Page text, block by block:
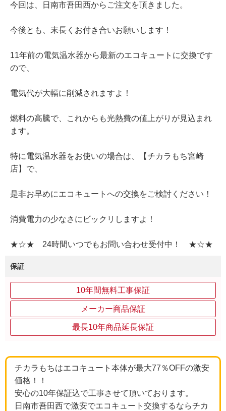
今回は、日南市吾田西からご注文を頂きました。
今後とも、末長くお付き合いお願いします！
11年前の電気温水器から最新のエコキュートに交換です
ので、
電気代が大幅に削減されますよ！
燃料の高騰で、これからも光熱費の値上がりが見込まれ
ます。
特に電気温水器をお使いの場合は、【チカラもち宮崎
店】で、
是非お早めにエコキュートへの交換をご検討ください！
消費電力の少なさにビックリしますよ！
★☆★ 24時間いつでもお問い合わせ受付中！ ★☆★
保証
10年間無料工事保証
メーカー商品保証
最長10年商品延長保証
チカラもちはエコキュート本体が最大77％OFFの激安
価格！！
安心の10年保証込で工事させて頂いております。
日南市吾田西で激安でエコキュート交換するならチカ